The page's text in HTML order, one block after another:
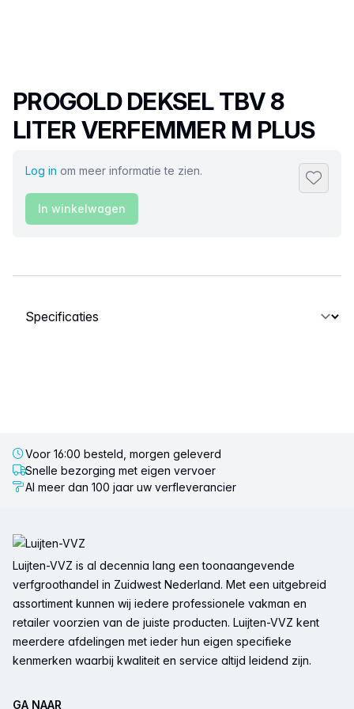
Productnaam
PROGOLD DEKSEL TBV 8
LITER VERFEMMER M PLUS
Log in om meer informatie te zien.
In winkelwagen
Selecteer een tabblad
Voor 16:00 besteld, morgen geleverd
Snelle bezorging met eigen vervoer
Al meer dan 100 jaar uw verfleverancier
Luijten-VVZ is al decennia lang een toonaangevende
verfgroothandel in Zuidwest Nederland. Met een uitgebreid
assortiment kunnen wij iedere professionele vakman en
retailer voorzien van de juiste producten. Luijten-VVZ kent
meerdere afdelingen met ieder hun eigen specifieke
kenmerken waarbij kwaliteit en service altijd leidend zijn.
GA NAAR